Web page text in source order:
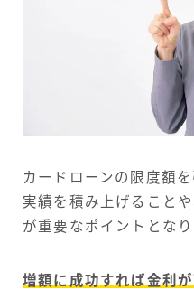
カードローンの限度額
実績を積み上げること
が重要なポイントとなり
増額に成功すれば金利